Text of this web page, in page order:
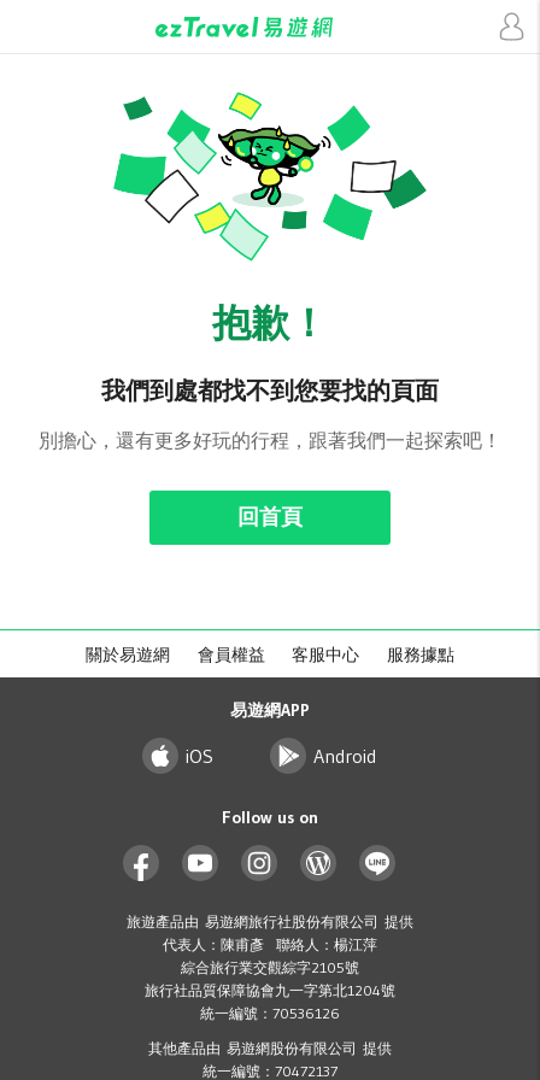
抱歉！
我們到處都找不到您要找的頁面
別擔心，還有更多好玩的行程，跟著我們一起探索吧！
回首頁
關於易遊網 會員權益 客服中心 服務據點
易遊網APP
iOS Android
Follow us on
旅遊產品由 易遊網旅行社股份有限公司 提供
代表人：陳甫彥 聯絡人：楊江萍
綜合旅行業交觀綜字2105號
旅行社品質保障協會九一字第北1204號
統一編號：70536126
其他產品由 易遊網股份有限公司 提供
統一編號：70472137